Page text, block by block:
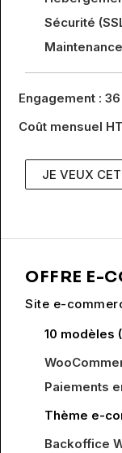
Sécurité
Engagement :
Coût mensuel
JE VEUX
OFFRE E-
Site e-
10 modèles
Paiements
Thème e-
Backoffice